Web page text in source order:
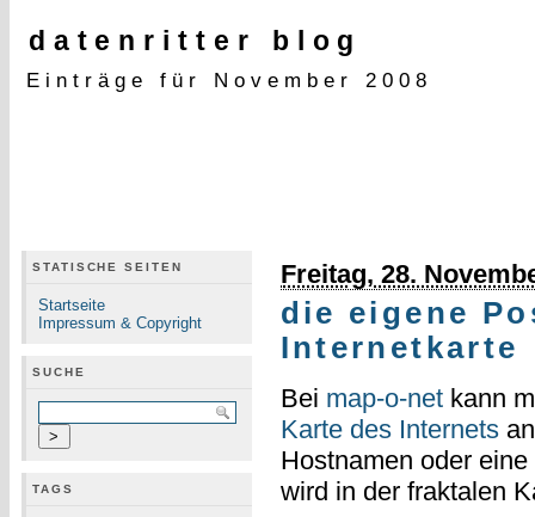
datenritter blog
Einträge für November 2008
STATISCHE SEITEN
Startseite
Impressum & Copyright
SUCHE
TAGS
Freitag, 28.
die eigene
Internetkarte
Bei map-o-netkann
Karte des Internets
Hostnamen oder
wird in der fraktalen